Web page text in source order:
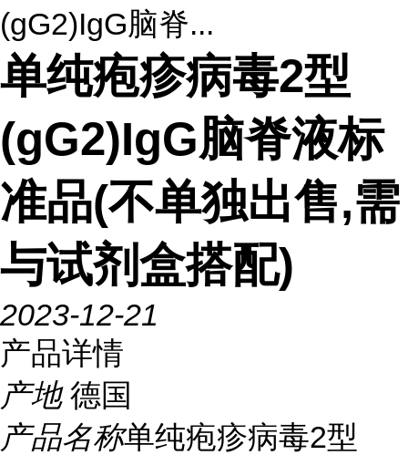
(gG2)IgG脑脊...
单纯疱疹病毒2型
(gG2)IgG脑脊液标
准品(不单独出售,需
与试剂盒搭配)
2023-12-21
产品详情
产地 德国
产品名称单纯疱疹病毒2型